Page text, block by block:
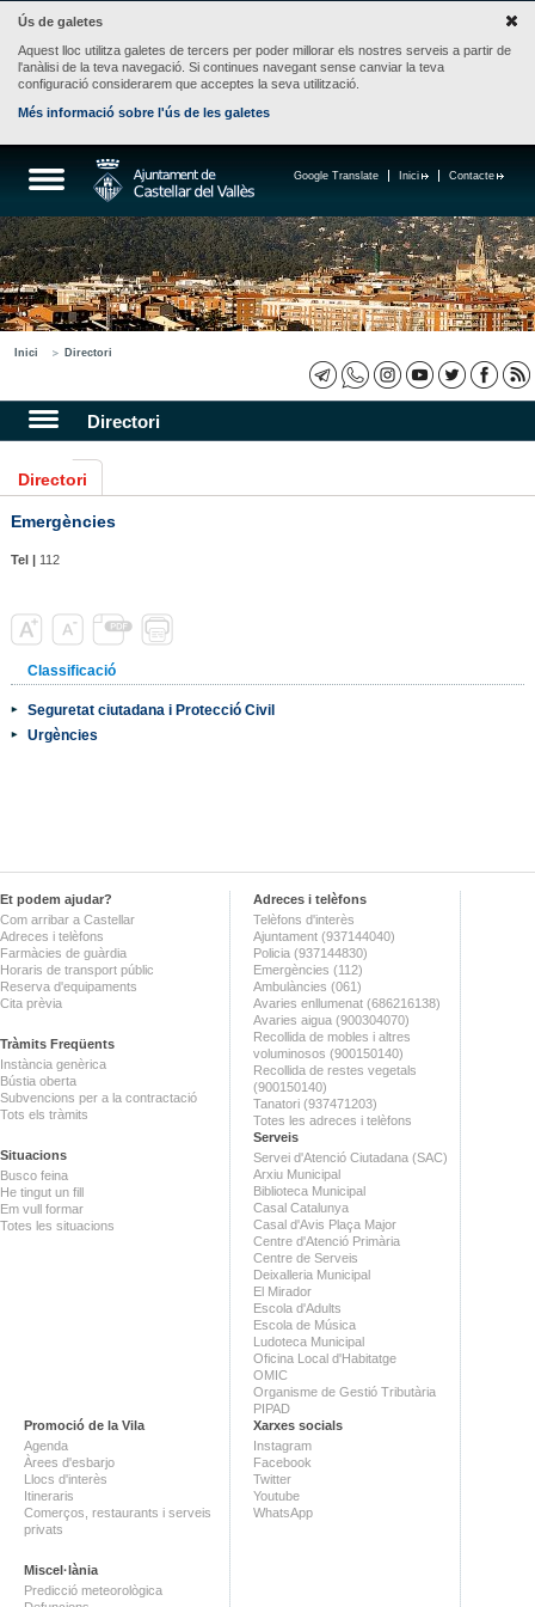
Ús de galetes
Aquest lloc utilitza galetes de tercers per poder millorar els nostres serveis a partir de
l'anàlisi de la teva navegació. Si continues navegant sense canviar la teva
configuració considerarem que acceptes la seva utilització.
Més informació sobre l'ús de les galetes
Contacte
Inici
Google Translate
Inici Directori
Directori
Directori
Emergències
Tel |112
Classificació
Seguretat ciutadana i Protecció Civil
Urgències
Et podem ajudar?
Com arribar a Castellar
Adreces i telèfons
Farmàcies de guàrdia
Horaris de transport públic
Reserva d'equipaments
Cita prèvia
Tràmits Freqüents
Instància genèrica
Bústia oberta
Subvencions per a la contractació
Tots els tràmits
Situacions
Busco feina
He tingut un fill
Em vull formar
Totes les situacions
Adreces i telèfons
Telèfons d'interès
Ajuntament (937144040)
Policia (937144830)
Emergències (112)
Ambulàncies (061)
Avaries enllumenat (686216138)
Avaries aigua (900304070)
Recollida de mobles i altres
voluminosos (900150140)
Recollida de restes vegetals
(900150140)
Tanatori (937471203)
Totes les adreces i telèfons
Serveis
Servei d'Atenció Ciutadana (SAC)
Arxiu Municipal
Biblioteca Municipal
Casal Catalunya
Casal d'Avis Plaça Major
Centre d'Atenció Primària
Centre de Serveis
Deixalleria Municipal
El Mirador
Escola d'Adults
Escola de Música
Ludoteca Municipal
Oficina Local d'Habitatge
OMIC
Organisme de Gestió Tributària
PIPAD
Promoció de la Vila
Agenda
Àrees d'esbarjo
Llocs d'interès
Itineraris
Comerços, restaurants i serveis
privats
Miscel·lània
Predicció meteorològica
Xarxes socials
Instagram
Facebook
Twitter
Youtube
WhatsApp